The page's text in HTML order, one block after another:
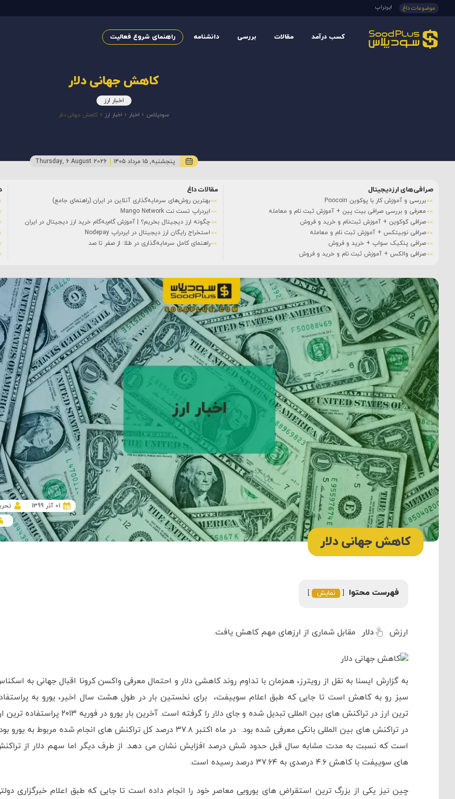
موضوعات داغ ایردراپ
کسب درآمد مقالات بررسی دانشنامه راهنمای شروع فعالیت
کاهش جهانی دلار
اخبار ارز
سودپلاس » اخبار » اخبار ارز » کاهش جهانی دلار
پنجشنبه, ۱۵ مرداد ۱۴۰۵ Thursday, 6 August 2026
صرافی‌های ارزدیجیتال
بررسی و آموزش کار با پوکوین Poocoin
معرفی و بررسی صرافی بیت پین + آموزش ثبت نام و معامله
صرافی کوکوین + آموزش ثبت‌نام و خرید و فروش
صرافی نوبیتکس + آموزش ثبت نام و معامله
صرافی پنکیک سواپ + خرید و فروش
صرافی والکس + آموزش ثبت نام و خرید و فروش
مقالات داغ
بهترین روش‌های سرمایه‌گذاری آنلاین در ایران (راهنمای جامع)
ایردراپ تست نت Mango Network
چگونه ارز دیجیتال بخریم؟ | آموزش گام‌به‌گام خرید ارز دیجیتال در ایران
استخراج رایگان ارز دیجیتال در ایردراپ Nodepay
راهنمای کامل سرمایه‌گذاری در طلا: از صفر تا صد
کاهش جهانی دلار
01 آذر 1399
فهرست محتوا نمایش
ارزش دلار مقابل شماری از ارزهای مهم کاهش یافت.
به گزارش ایسنا به نقل از رویترز، همزمان با تداوم روند کاهشی دلار و احتمال معرفی واکسن کرونا اقبال جهانی به
سبز رو به کاهش است تا جایی که طبق اعلام سوییفت، برای نخستین بار در طول هشت سال اخیر، یورو به
ترین ارز در تراکنش های بین المللی تبدیل شده و جای دلار را گرفته است. آخرین بار یورو در فوریه ۲۰۱۳
در تراکنش های بین المللی بانکی معرفی شده بود. در ماه اکتبر ۳۷.۸ درصد کل تراکنش های انجام شده مربوط به یورو
است که نسبت به مدت مشابه سال قبل حدود شش درصد افزایش نشان می دهد. از طرف دیگر اما سهم دلار از
های سوییفت با کاهش ۴.۶ درصدی به ۳۷.۶۴ درصد رسیده است.
چین نیز یکی از بزرگ ترین استقراض های یورویی معاصر خود را انجام داده است تا جایی که طبق اعلام خبرگزاری